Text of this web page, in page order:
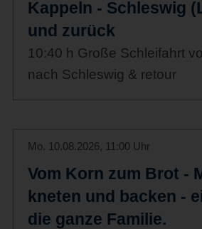
Kappeln - Schleswig
und zurück
10:40 h Große Schleifahrt
nach Schleswig & retour
Mo. 10.08.2026, 11:00 Uhr
Vom Korn zum Brot -
kneten und backen -
die ganze Familie.